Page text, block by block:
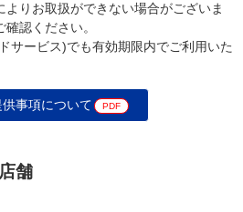
よりお取扱ができない場合がございま
認ください。
サービス)でも有効期限内でご利用いた
事項について
舗